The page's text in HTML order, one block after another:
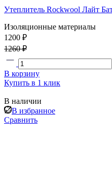
Утеплитель Rockwool Лайт
Изоляционные материалы
1200 ₽
1260 ₽
В корзину
Купить в 1 клик
В наличии
В избранное
Сравнить